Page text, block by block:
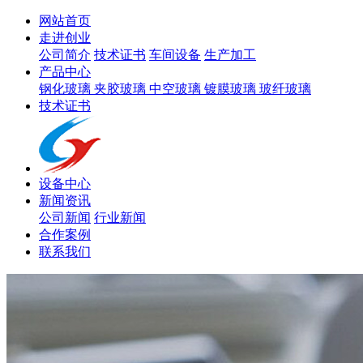
网站首页
走进创业
公司简介 技术证书 车间设备 生产加工
产品中心
钢化玻璃 夹胶玻璃 中空玻璃 镀膜玻璃 玻纤玻璃
技术证书
设备中心
新闻资讯
公司新闻 行业新闻
合作案例
联系我们